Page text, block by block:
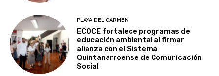
PLAYA DEL CARMEN
ECOCE fortalece programas de
educación ambiental al firmar
alianza con el Sistema
Quintanarroense de Comunicación
Social